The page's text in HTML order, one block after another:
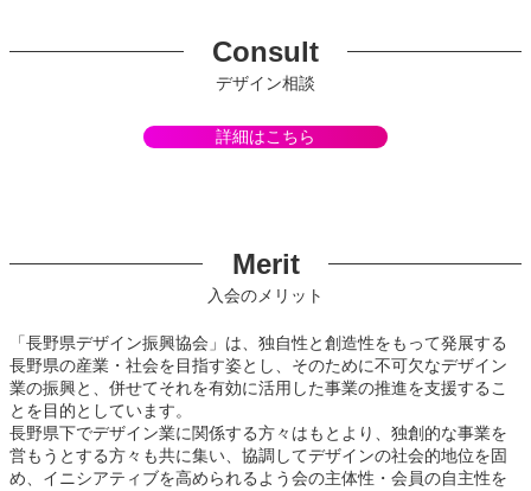
Consult
デザイン相談
詳細はこちら
Merit
入会のメリット
「長野県デザイン振興協会」は、独自性と創造性をもって発展する
長野県の産業・社会を目指す姿とし、そのために不可欠なデザイン
業の振興と、併せてそれを有効に活用した事業の推進を支援するこ
とを目的としています。
長野県下でデザイン業に関係する方々はもとより、独創的な事業を
営もうとする方々も共に集い、協調してデザインの社会的地位を固
め、イニシアティブを高められるよう会の主体性・会員の自主性を